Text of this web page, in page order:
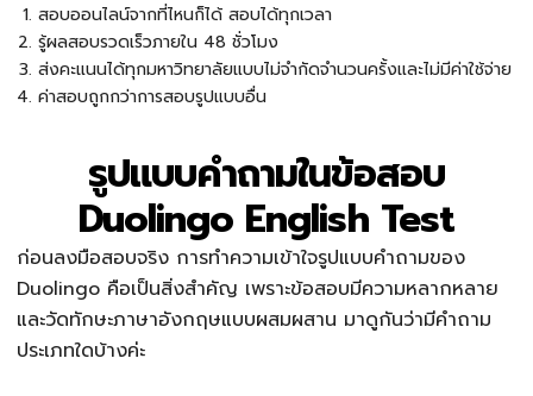
สอบออนไลน์จากที่ไหนก็ได้ สอบได้ทุกเวลา
รู้ผลสอบรวดเร็วภายใน 48 ชั่วโมง
ส่งคะแนนได้ทุกมหาวิทยาลัยแบบไม่จำกัดจำนวนครั้งและไม่มีค่าใช้จ่าย
ค่าสอบถูกกว่าการสอบรูปแบบอื่น
รูปแบบคำถามในข้อสอบ
Duolingo English Test
ก่อนลงมือสอบจริง การทำความเข้าใจรูปแบบคำถามของ
Duolingo คือเป็นสิ่งสำคัญ เพราะข้อสอบมีความหลากหลาย
และวัดทักษะภาษาอังกฤษแบบผสมผสาน มาดูกันว่ามีคำถาม
ประเภทใดบ้างค่ะ